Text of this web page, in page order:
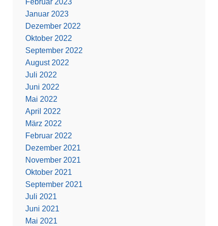
Februar 2023
Januar 2023
Dezember 2022
Oktober 2022
September 2022
August 2022
Juli 2022
Juni 2022
Mai 2022
April 2022
März 2022
Februar 2022
Dezember 2021
November 2021
Oktober 2021
September 2021
Juli 2021
Juni 2021
Mai 2021